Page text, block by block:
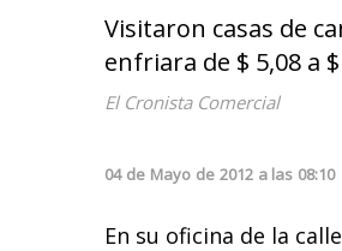
Visitaron casas de
enfriara de $ 5,08 a
El Cronista Comercial
04 de Mayo de 2012 a las 08:10
En su oficina de la